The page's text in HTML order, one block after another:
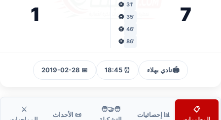
7
'31
⚽
'35
⚽
'46
⚽
'86
⚽
1
🏟️نادي بهلاء ⏰ 18:45
📅 2019-02-28
📋
📊 إحصائيات
🧑‍🤝‍🧑
📜 الأحداث
⚔️